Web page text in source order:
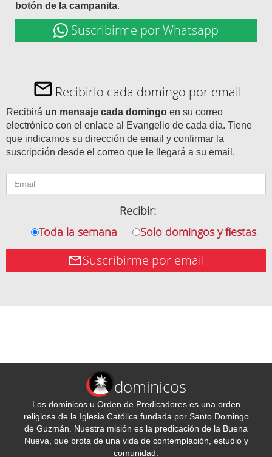
botón de la campanita.
Suscribirme por Whatsapp
Recibirlo cada domingo por email
Recibirá un mensaje cada domingo en su correo
electrónico con el enlace al Evangelio de cada día. Tiene
que indicarnos su dirección de email y confirmar la
suscripción desde el correo que le llegará a su email.
Recibir:
Toda la semana
Solo domingos y fiestas
Suscribirme por email
dominicos
Los dominicos u Orden de Predicadores es una orden
religiosa de la Iglesia Católica fundada por Santo Domingo
de Guzmán. Nuestra misión es la predicación de la Buena
Nueva, que brota de una vida de contemplación, estudio y
comunidad.